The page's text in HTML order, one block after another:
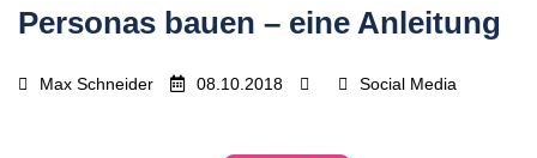
Personas bauen – eine Anleitung
Max Schneider 08.10.2018 Social Media